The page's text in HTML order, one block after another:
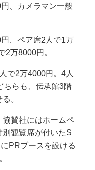
、カメラマン一般
、ペア席2人で1万
2万8000円。
で2万4000円。4人
ちらも、伝承館3階
。
賛社にはホームペ
別観覧席が付いたS
PRブースを設ける